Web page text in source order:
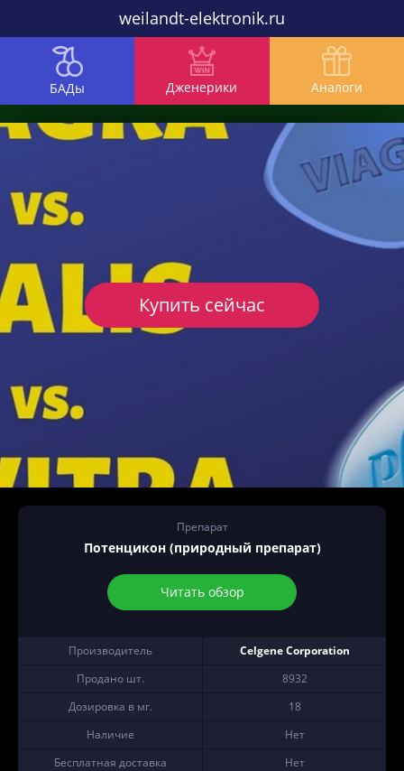
weilandt-elektronik.ru
БАДы Дженерики Аналоги
Препарат
Потенцикон (природный препарат)
Читать обзор
Производитель
Celgene Corporation
Продано шт.
8932
Дозировка в мг.
18
Наличие
Нет
Бесплатная доставка
Нет
Купить сейчас